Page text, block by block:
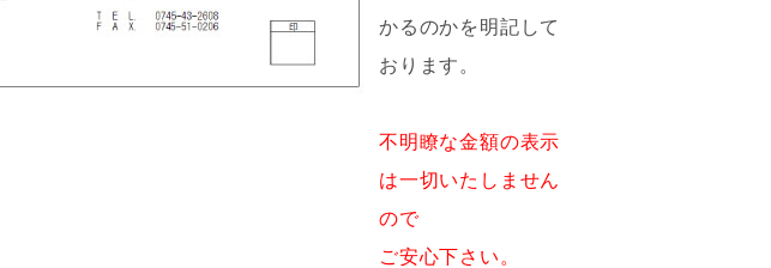
かるのかを明記して
おります。
不明瞭な金額の表示
は一切いたしません
ので
ご安心下さい。